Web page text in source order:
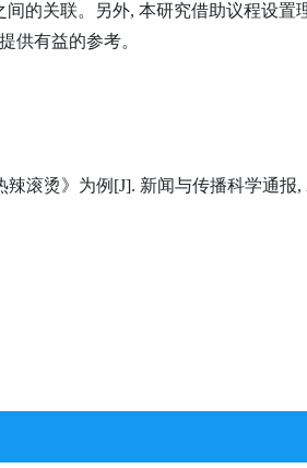
的关联。另外, 本研究借助议程设
供有益的参考。
烫》为例[J]. 新闻与传播科学通报,